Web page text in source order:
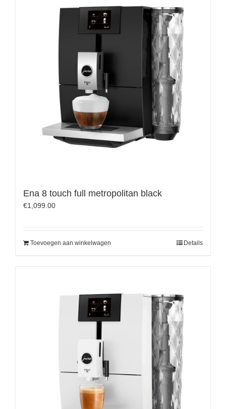
Ena 8 touch full metropolitan black
€1,099.00
Toevoegen aan winkelwagen Details